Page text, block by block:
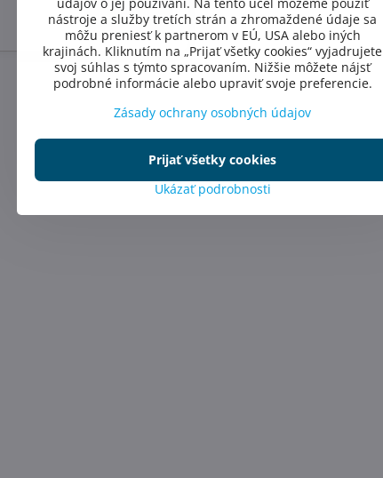
Do košíka
nástroje a služby tretích strán a zhromaždené údaje sa
môžu preniesť k partnerom v EÚ, USA alebo iných
krajinách. Kliknutím na „Prijať všetky cookies“ vyjadrujete
svoj súhlas s týmto spracovaním. Nižšie môžete nájsť
podrobné informácie alebo upraviť svoje preferencie.
Zásady ochrany osobných údajov
Ukázať podrobnosti
Prijať všetky cookies